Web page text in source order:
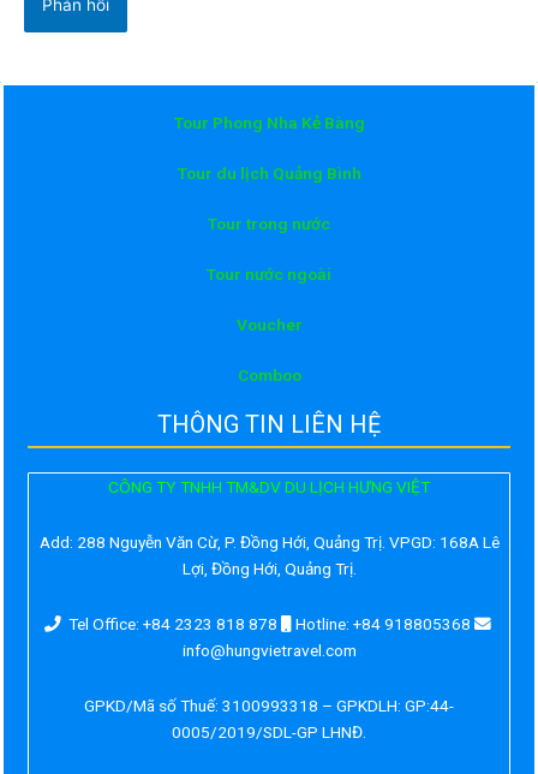
Tour Phong Nha Kẻ Bàng
Tour du lịch Quảng Bình
Tour trong nước
Tour nước ngoài
Voucher
Comboo
THÔNG TIN LIÊN HỆ
CÔNG TY TNHH TM&DV DU LỊCH HƯNG VIỆT
Add: 288 Nguyễn Văn Cừ, P. Đồng Hới, Quảng Trị. VPGD: 168A Lê
Lợi, Đồng Hới, Quảng Trị.
Tel Office: +84 2323 818 878
Hotline: +84 918805368
info@hungvietravel.com
GPKD/Mã số Thuế: 3100993318 – GPKDLH: GP:44-
0005/2019/SDL-GP LHNĐ.